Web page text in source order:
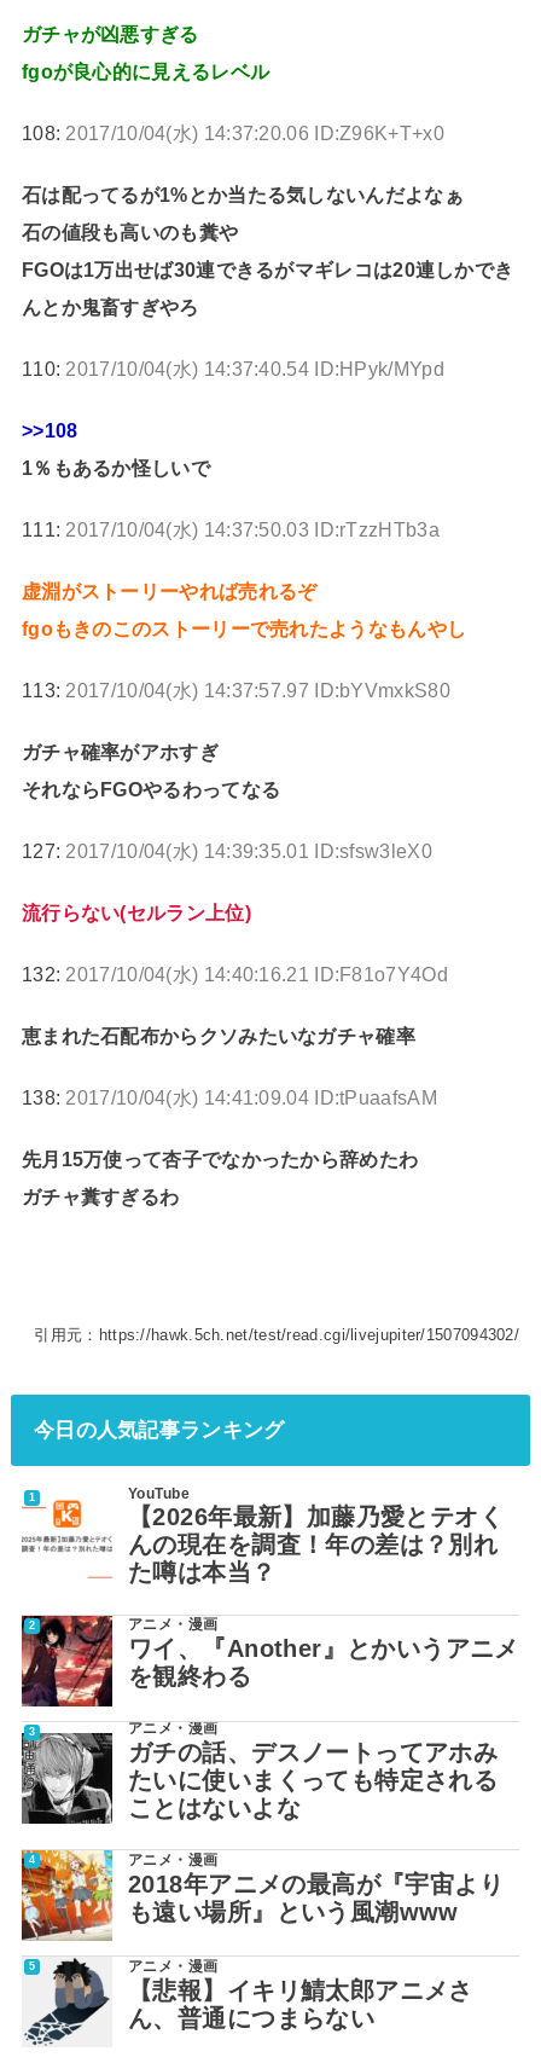
ガチャが凶悪すぎる
fgoが良心的に見えるレベル
108: 2017/10/04(水) 14:37:20.06 ID:Z96K+T+x0
石は配ってるが1%とか当たる気しないんだよなぁ
石の値段も高いのも糞や
FGOは1万出せば30連できるがマギレコは20連しかでき
んとか鬼畜すぎやろ
110: 2017/10/04(水) 14:37:40.54 ID:HPyk/MYpd
>>108
1％もあるか怪しいで
111: 2017/10/04(水) 14:37:50.03 ID:rTzzHTb3a
虚淵がストーリーやれば売れるぞ
fgoもきのこのストーリーで売れたようなもんやし
113: 2017/10/04(水) 14:37:57.97 ID:bYVmxkS80
ガチャ確率がアホすぎ
それならFGOやるわってなる
127: 2017/10/04(水) 14:39:35.01 ID:sfsw3leX0
流行らない(セルラン上位)
132: 2017/10/04(水) 14:40:16.21 ID:F81o7Y4Od
恵まれた石配布からクソみたいなガチャ確率
138: 2017/10/04(水) 14:41:09.04 ID:tPuaafsAM
先月15万使って杏子でなかったから辞めたわ
ガチャ糞すぎるわ
引用元：https://hawk.5ch.net/test/read.cgi/livejupiter/1507094302/
今日の人気記事ランキング
YouTube
【2026年最新】加藤乃愛とテオく
んの現在を調査！年の差は？別れ
た噂は本当？
アニメ・漫画
ワイ、『Another』とかいうアニメ
を観終わる
アニメ・漫画
ガチの話、デスノートってアホみ
たいに使いまくっても特定される
ことはないよな
アニメ・漫画
2018年アニメの最高が『宇宙より
も遠い場所』という風潮www
アニメ・漫画
【悲報】イキリ鯖太郎アニメさ
ん、普通につまらない